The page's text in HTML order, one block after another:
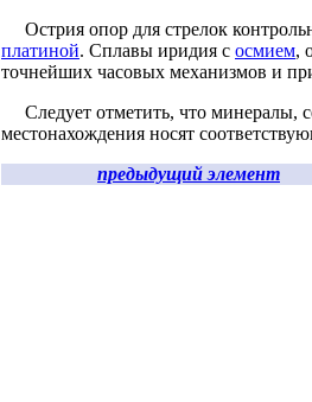
Острия опор для стрелок
платиной. Сплавы иридия с осмием,
точнейших часовых механизмов и
Следует отметить, что минералы,
местонахождения носят
предыдущий элемент